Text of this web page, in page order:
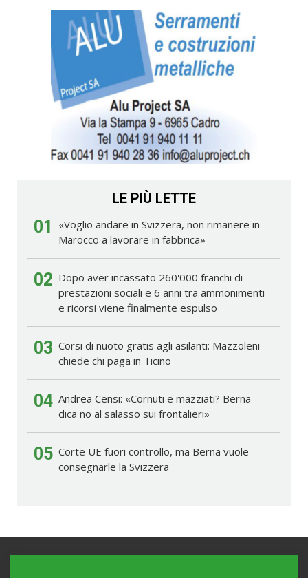
LE PIÙ LETTE
01
«Voglio andare in Svizzera, non rimanere in
Marocco a lavorare in fabbrica»
02 Dopo aver incassato 260'000 franchi di
prestazioni sociali e 6 anni tra ammonimenti
e ricorsi viene finalmente espulso
03 Corsi di nuoto gratis agli asilanti: Mazzoleni
chiede chi paga in Ticino
04 Andrea Censi: «Cornuti e mazziati? Berna
dica no al salasso sui frontalieri»
05 Corte UE fuori controllo, ma Berna vuole
consegnarle la Svizzera